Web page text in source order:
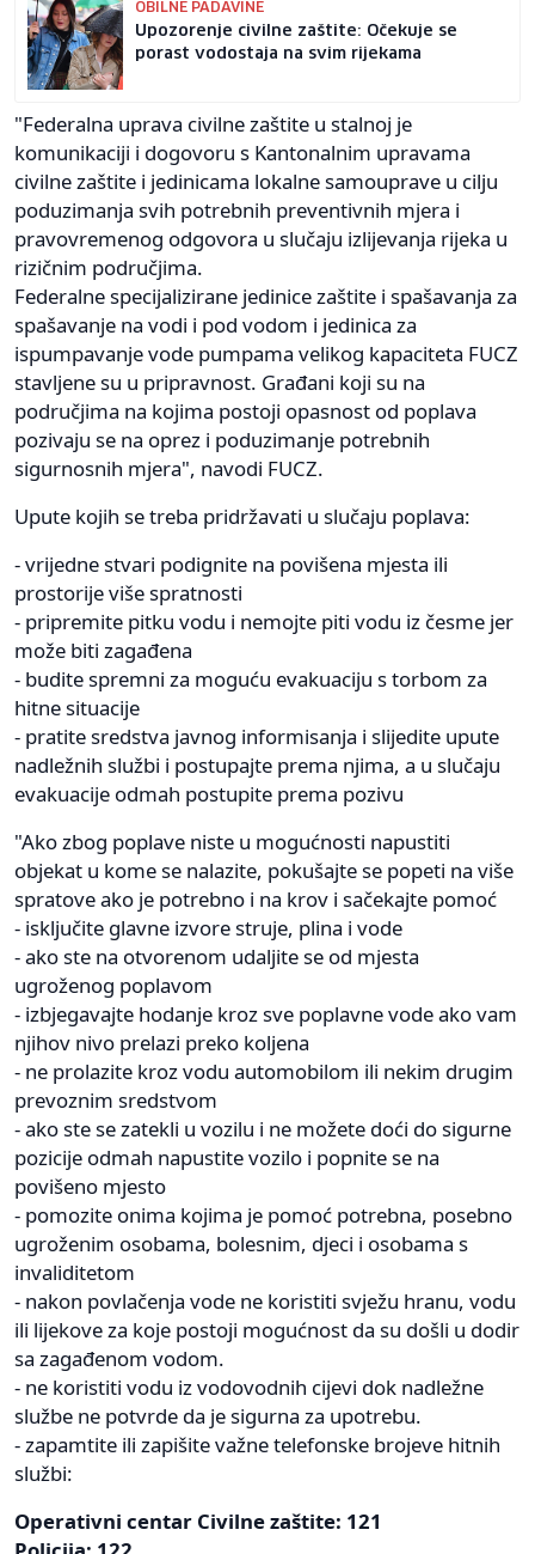
OBILNE PADAVINE
Upozorenje civilne zaštite: Očekuje se
porast vodostaja na svim rijekama
"Federalna uprava civilne zaštite u stalnoj je
komunikaciji i dogovoru s Kantonalnim upravama
civilne zaštite i jedinicama lokalne samouprave u cilju
poduzimanja svih potrebnih preventivnih mjera i
pravovremenog odgovora u slučaju izlijevanja rijeka u
rizičnim područjima.
Federalne specijalizirane jedinice zaštite i spašavanja za
spašavanje na vodi i pod vodom i jedinica za
ispumpavanje vode pumpama velikog kapaciteta FUCZ
stavljene su u pripravnost. Građani koji su na
područjima na kojima postoji opasnost od poplava
pozivaju se na oprez i poduzimanje potrebnih
sigurnosnih mjera", navodi FUCZ.
Upute kojih se treba pridržavati u slučaju poplava:
- vrijedne stvari podignite na povišena mjesta ili
prostorije više spratnosti
- pripremite pitku vodu i nemojte piti vodu iz česme jer
može biti zagađena
- budite spremni za moguću evakuaciju s torbom za
hitne situacije
- pratite sredstva javnog informisanja i slijedite upute
nadležnih službi i postupajte prema njima, a u slučaju
evakuacije odmah postupite prema pozivu
"Ako zbog poplave niste u mogućnosti napustiti
objekat u kome se nalazite, pokušajte se popeti na više
spratove ako je potrebno i na krov i sačekajte pomoć
- isključite glavne izvore struje, plina i vode
- ako ste na otvorenom udaljite se od mjesta
ugroženog poplavom
- izbjegavajte hodanje kroz sve poplavne vode ako vam
njihov nivo prelazi preko koljena
- ne prolazite kroz vodu automobilom ili nekim drugim
prevoznim sredstvom
- ako ste se zatekli u vozilu i ne možete doći do sigurne
pozicije odmah napustite vozilo i popnite se na
povišeno mjesto
- pomozite onima kojima je pomoć potrebna, posebno
ugroženim osobama, bolesnim, djeci i osobama s
invaliditetom
- nakon povlačenja vode ne koristiti svježu hranu, vodu
ili lijekove za koje postoji mogućnost da su došli u dodir
sa zagađenom vodom.
- ne koristiti vodu iz vodovodnih cijevi dok nadležne
službe ne potvrde da je sigurna za upotrebu.
- zapamtite ili zapišite važne telefonske brojeve hitnih
službi:
Operativni centar Civilne zaštite: 121